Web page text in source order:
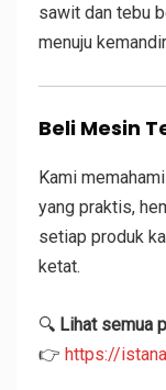
sawit dan tebu
menuju
Beli Mesin
Kami
yang praktis,
setiap produk
ketat.
🔍 Lihat semua
👉 https://